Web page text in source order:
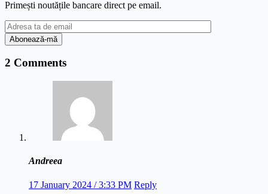
Primești noutățile bancare direct pe email.
2 Comments
Andreea
17 January 2024 / 3:33 PM Reply